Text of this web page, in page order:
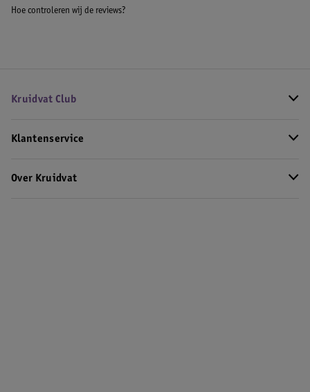
Hoe controleren wij de reviews?
Kruidvat Club
Klantenservice
Over Kruidvat